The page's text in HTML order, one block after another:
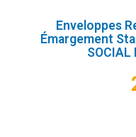
Enveloppes
Émargement
SOCIAL